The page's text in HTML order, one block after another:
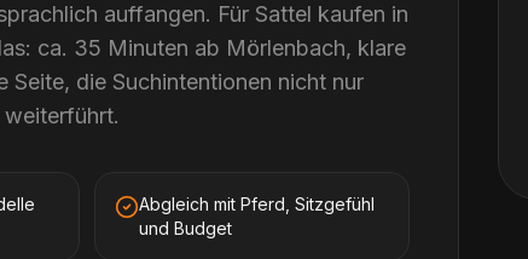
auffangen. Für Sattel kaufen in
ca. 35 Minuten ab Mörlenbach, klare
Seite, die Suchintentionen nicht nur
Abgleich mit Pferd, Sitzgefühl
und Budget